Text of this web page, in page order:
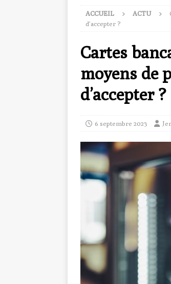
ACCUEIL ACTU
d’accepter ?
Cartes
moyens de
d’accepter ?
6 septembre 2023